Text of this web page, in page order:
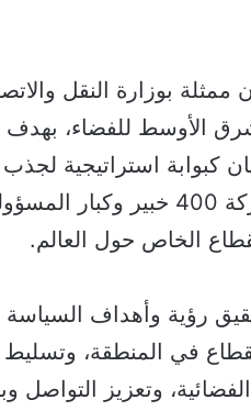
مؤتمر الشرق الأوسط
كبوابة استراتيجية
المنطقة، وذلك بمشاركة
الخاص حول العالم.
رؤية وأهداف السياسة
في المنطقة،
وتعزيز التواصل